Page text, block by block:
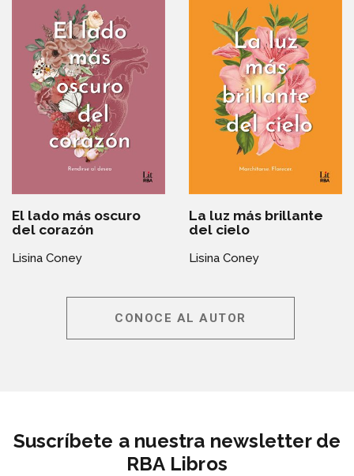
El lado más oscuro
del corazón
Lisina Coney
La luz más brillante
del cielo
Lisina Coney
CONOCE AL AUTOR
Suscríbete a nuestra newsletter de
RBA Libros